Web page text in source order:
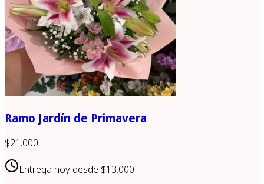
Ramo Jardín de Primavera
$21.000
Entrega hoy desde $13.000